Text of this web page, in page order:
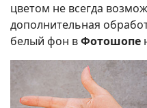
цветом не всегда
дополнительная
белый фон вФотошопе